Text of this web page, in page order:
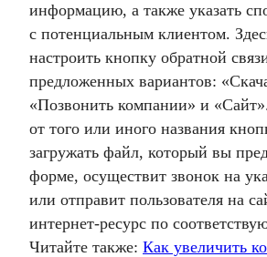
информацию, а также указать
с потенциальным клиентом.
настроить кнопку обратной
предложенных вариантов:
«Позвонить компании» и
от того или иного названия
загружать файл, который вы
форме, осуществит звонок на
или отправит пользователя на
интернет-ресурс по
Читайте также: Как увеличить